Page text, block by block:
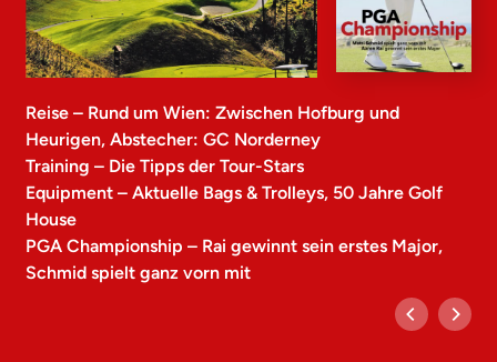
Reise – Rund um Wien: Zwischen Hofburg und
Heurigen, Abstecher: GC Norderney
Training – Die Tipps der Tour-Stars
Equipment – Aktuelle Bags & Trolleys, 50 Jahre Golf
House
PGA Championship – Rai gewinnt sein erstes Major,
Schmid spielt ganz vorn mit